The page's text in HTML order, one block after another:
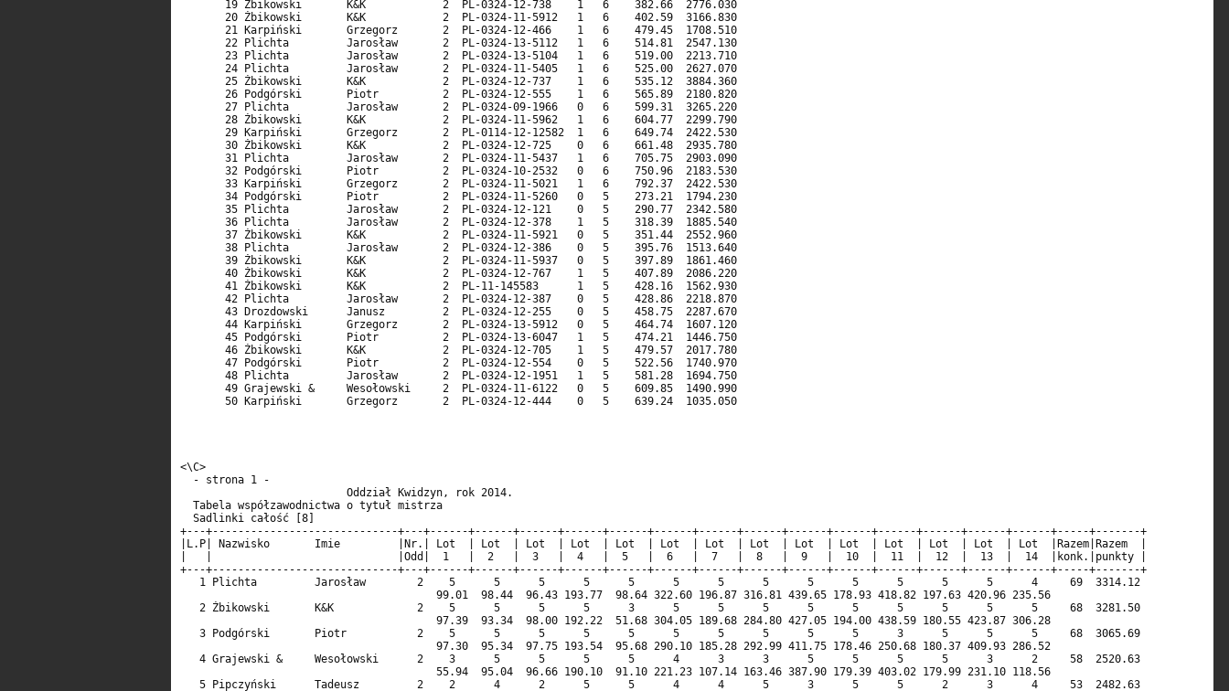
       19 Żbikowski       K&K            2  PL-0324-12-738    1   6    382.66  2776.030
       20 Żbikowski       K&K            2  PL-0324-11-5912   1   6    402.59  3166.830
       21 Karpiński       Grzegorz       2  PL-0324-12-466    1   6    479.45  1708.510
       22 Plichta         Jarosław       2  PL-0324-13-5112   1   6    514.81  2547.130
       23 Plichta         Jarosław       2  PL-0324-13-5104   1   6    519.00  2213.710
       24 Plichta         Jarosław       2  PL-0324-11-5405   1   6    525.00  2627.070
       25 Żbikowski       K&K            2  PL-0324-12-737    1   6    535.12  3884.360
       26 Podgórski       Piotr          2  PL-0324-12-555    1   6    565.89  2180.820
       27 Plichta         Jarosław       2  PL-0324-09-1966   0   6    599.31  3265.220
       28 Żbikowski       K&K            2  PL-0324-11-5962   1   6    604.77  2299.790
       29 Karpiński       Grzegorz       2  PL-0114-12-12582  1   6    649.74  2422.530
       30 Żbikowski       K&K            2  PL-0324-12-725    0   6    661.48  2935.780
       31 Plichta         Jarosław       2  PL-0324-11-5437   1   6    705.75  2903.090
       32 Podgórski       Piotr          2  PL-0324-10-2532   0   6    750.96  2183.530
       33 Karpiński       Grzegorz       2  PL-0324-11-5021   1   6    792.37  2422.530
       34 Podgórski       Piotr          2  PL-0324-11-5260   0   5    273.21  1794.230
       35 Plichta         Jarosław       2  PL-0324-12-121    0   5    290.77  2342.580
       36 Plichta         Jarosław       2  PL-0324-12-378    1   5    318.39  1885.540
       37 Żbikowski       K&K            2  PL-0324-11-5921   0   5    351.44  2552.960
       38 Plichta         Jarosław       2  PL-0324-12-386    0   5    395.76  1513.640
       39 Żbikowski       K&K            2  PL-0324-11-5937   0   5    397.89  1861.460
       40 Żbikowski       K&K            2  PL-0324-12-767    1   5    407.89  2086.220
       41 Żbikowski       K&K            2  PL-11-145583      1   5    428.16  1562.930
       42 Plichta         Jarosław       2  PL-0324-12-387    0   5    428.86  2218.870
       43 Drozdowski      Janusz         2  PL-0324-12-255    0   5    458.75  2287.670
       44 Karpiński       Grzegorz       2  PL-0324-13-5912   0   5    464.74  1607.120
       45 Podgórski       Piotr          2  PL-0324-13-6047   1   5    474.21  1446.750
       46 Żbikowski       K&K            2  PL-0324-12-705    1   5    479.57  2017.780
       47 Podgórski       Piotr          2  PL-0324-12-554    0   5    522.56  1740.970
       48 Plichta         Jarosław       2  PL-0324-12-1951   1   5    581.28  1694.750
       49 Grajewski &     Wesołowski     2  PL-0324-11-6122   0   5    609.85  1490.990
       50 Karpiński       Grzegorz       2  PL-0324-12-444    0   5    639.24  1035.050
<\C>
  - strona 1 -
                          Oddział Kwidzyn, rok 2014.
  Tabela współzawodnictwa o tytuł mistrza
  Sadlinki całość [8]
+---+-----------------------------+---+------+------+------+------+------+------+------+------+------+------+------+------+------+------+-----+-------+
|L.P| Nazwisko       Imie         |Nr.| Lot  | Lot  | Lot  | Lot  | Lot  | Lot  | Lot  | Lot  | Lot  | Lot  | Lot  | Lot  | Lot  | Lot  |Razem|Razem  |
|   |                             |Odd|  1   |  2   |  3   |  4   |  5   |  6   |  7   |  8   |  9   |  10  |  11  |  12  |  13  |  14  |konk.|punkty |
+---+-----------------------------+---+------+------+------+------+------+------+------+------+------+------+------+------+------+------+-----+-------+
   1 Plichta         Jarosław        2    5      5      5      5      5      5      5      5      5      5      5      5      5      4     69  3314.12
                                        99.01  98.44  96.43 193.77  98.64 322.60 196.87 316.81 439.65 178.93 418.82 197.63 420.96 235.56
   2 Żbikowski       K&K             2    5      5      5      5      3      5      5      5      5      5      5      5      5      5     68  3281.50
                                        97.39  93.34  98.00 192.22  51.68 304.05 189.68 284.80 427.05 194.00 438.59 180.55 423.87 306.28
   3 Podgórski       Piotr           2    5      5      5      5      5      5      5      5      5      5      3      5      5      5     68  3065.69
                                        97.30  95.34  97.75 193.54  95.68 290.10 185.28 292.99 411.75 178.46 250.68 180.37 409.93 286.52
   4 Grajewski &     Wesołowski      2    3      5      5      5      5      4      3      3      5      5      5      5      3      2     58  2520.63
                                        55.94  95.04  96.66 190.10  91.10 221.23 107.14 163.46 387.90 179.39 403.02 179.99 231.10 118.56
   5 Pipczyński      Tadeusz         2    2      4      2      5      5      4      4      5      3      5      5      2      3      4     53  2482.63